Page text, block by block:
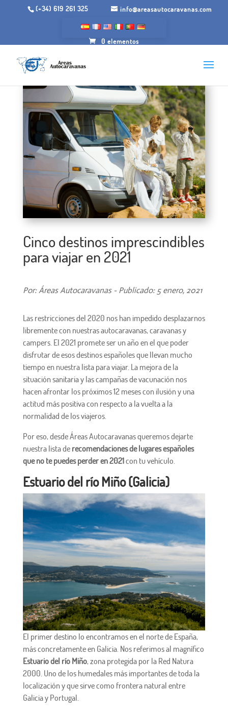
(+34) 619 261 325 info@areasautocaravanas.com
0 elementos
Cinco destinos imprescindibles
para viajar en 2021
Por: Áreas Autocaravanas - Publicado: 5 enero, 2021
Las restricciones del 2020 nos han impedido desplazarnos
libremente con nuestras autocaravanas, caravanas y
campers. El 2021 promete ser un año en el que poder
disfrutar de esos destinos españoles que llevan mucho
tiempo en nuestra lista para viajar. La mejora de la
situación sanitaria y las campañas de vacunación nos
hacen afrontar los próximos 12 meses con ilusión y una
actitud más positiva con respecto a la vuelta a la
normalidad de los viajeros.
Por eso, desde Áreas Autocaravanas queremos dejarte
nuestra lista de recomendaciones de lugares españoles
que no te puedes perder en 2021con tu vehículo.
Estuario del río Miño (Galicia)
El primer destino lo encontramos en el norte de España,
más concretamente en Galicia. Nos referimos al magnífico
Estuario del río Miño, zona protegida por la Red Natura
2000. Uno de los humedales más importantes de toda la
localización y que sirve como frontera natural entre
Galicia y Portugal.